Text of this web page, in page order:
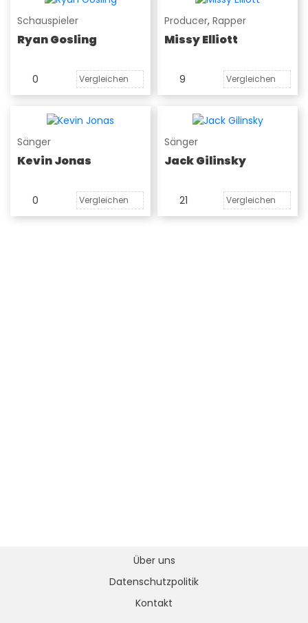
Schauspieler
Ryan Gosling
0 Vergleichen
Producer, Rapper
Missy Elliott
9 Vergleichen
Sänger
Kevin Jonas
0 Vergleichen
Sänger
Jack Gilinsky
21 Vergleichen
Über uns
Datenschutzpolitik
Kontakt